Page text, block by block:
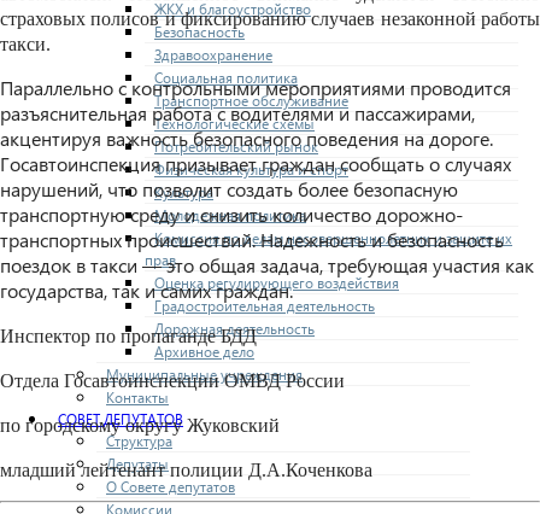
ЖКХ и благоустройство
Безопасность
Здравоохранение
Социальная политика
Транспортное обслуживание
Технологические схемы
Потребительский рынок
Физическая культура и спорт
Культура
Молодежная политика
Комиссия по делам несовершеннолетних и защите их
прав
Оценка регулирующего воздействия
Градостроительная деятельность
Дорожная деятельность
Архивное дело
Муниципальные учреждения
Контакты
СОВЕТ ДЕПУТАТОВ
Структура
Депутаты
О Совете депутатов
Комиссии
страховых полисов и фиксированию случаев незаконной работы
такси.
Параллельно с контрольными мероприятиями проводится
разъяснительная работа с водителями и пассажирами,
акцентируя важность безопасного поведения на дороге.
Госавтоинспекция призывает граждан сообщать о случаях
нарушений, что позволит создать более безопасную
транспортную среду и снизить количество дорожно-
транспортных происшествий. Надежность и безопасность
поездок в такси — это общая задача, требующая участия как
государства, так и самих граждан.
Инспектор по пропаганде БДД
Отдела Госавтоинспекции ОМВД России
по городскому округу Жуковский
младший лейтенант полиции Д.А.Коченкова